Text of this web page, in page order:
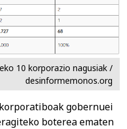
10 korporazio nagusiak /
desinformemonos.org
gobernuei
boterea ematen